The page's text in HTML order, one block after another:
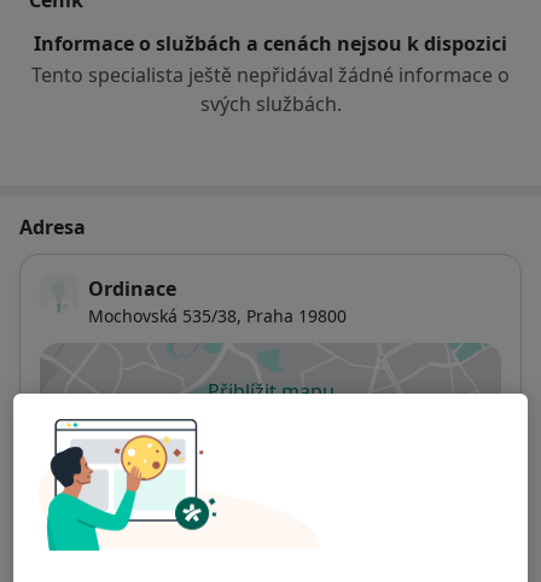
Informace o službách a cenách nejsou k dispozici
Tento specialista ještě nepřidával žádné informace o
svých službách.
Adresa
Ordinace
Mochovská 535/38, Praha 19800
Přiblížit mapu
Dostupnost
Na této adrese online kalendář není aktivní
Co mám v takové situaci udělat?